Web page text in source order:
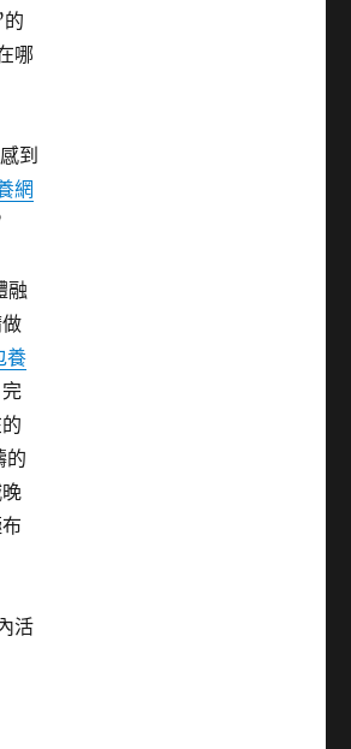
哪
到
網
融
養
的
活